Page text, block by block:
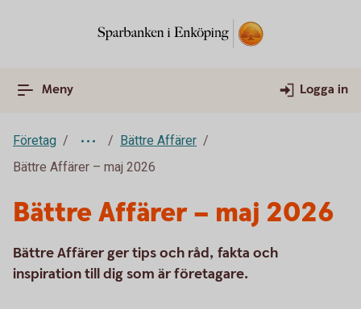
Meny Logga in
Företag
Bättre Affärer
Bättre Affärer – maj 2026
Bättre Affärer – maj 2026
Bättre Affärer ger tips och råd, fakta och
inspiration till dig som är företagare.